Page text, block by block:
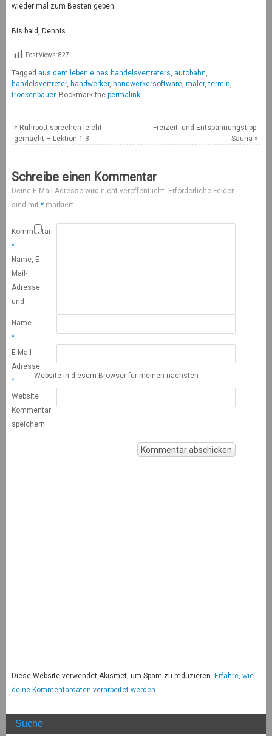
wieder mal zum Besten geben.
Bis bald, Dennis
Post Views: 827
Tagged aus dem leben eines handelsvertreters, autobahn,
handelsvertreter, handwerker, handwerkersoftware, maler,termin,
trockenbauer. Bookmark the permalink.
« Ruhrpott sprechen leicht
gemacht – Lektion 1-3
Freizeit- und Entspannungstipp:
Sauna »
Schreibe einen Kommentar
Deine E-Mail-Adresse wird nicht veröffentlicht. Erforderliche Felder
sind mit *markiert
Kommentar
*
Name
*
E-Mail-
Adresse
*
Website
Name, E-
Mail-
Adresse
und
Website in diesem Browser für meinen nächsten
Kommentar
speichern.
Diese Website verwendet Akismet, um Spam zu reduzieren. Erfahre, wie
deine Kommentardaten verarbeitet werden.
Suche